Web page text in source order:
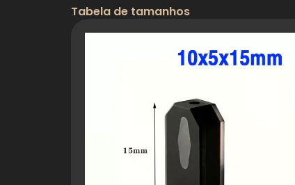
Propriedades térmicas
Propriedades mecânicas
Tabela de tamanhos